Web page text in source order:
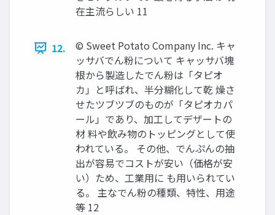
在主流らしい 11
12.
© Sweet Potato Company Inc. キャ
ッサバでん粉について キャッサバ塊
根から製造したでん粉は「タピオ
カ」と呼ばれ、半分糊化して乾 燥さ
せたツブツブのものが「タピオカパ
ール」であり、加工してデザートの
材 料や飲み物のトッピングとして使
われている。 その他、でんぷんの抽
出が容易でコストが安い（価格が安
い）ため、工業用に も用いられてい
る。 主なでん粉の種類、特性、用途
等 12